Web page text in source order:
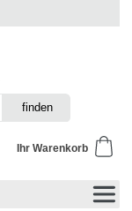
Ihr Warenkorb